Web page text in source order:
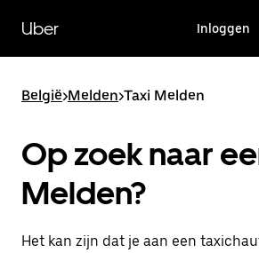
naar
hoofdinhoud
Uber Inloggen
België>Melden>Taxi Melden
Op zoek naar
Melden?
Het kan zijn dat je aan een